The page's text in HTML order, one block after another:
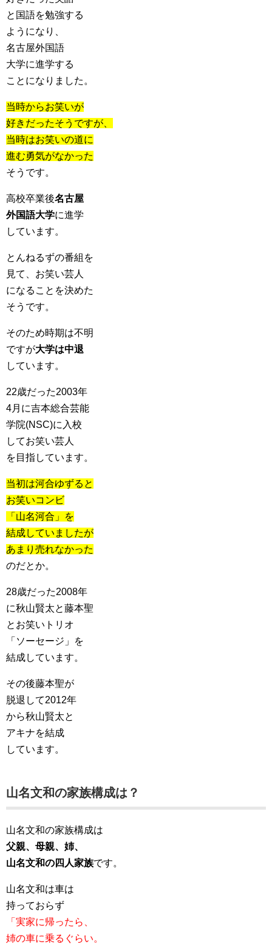
と国語を勉強する
ようになり、
名古屋外国語
大学に進学する
ことになりました。
当時からお笑いが
好きだったそうですが、
当時はお笑いの道に
進む勇気がなかった
そうです。
高校卒業後名古屋
外国語大学に進学
しています。
とんねるずの番組を
見て、お笑い芸人
になることを決めた
そうです。
そのため時期は不明
ですが大学は中退
しています。
22歳だった2003年
4月に吉本総合芸能
学院(NSC)に入校
してお笑い芸人
を目指しています。
当初は河合ゆずると
お笑いコンビ
「山名河合」を
結成していましたが
あまり売れなかった
のだとか。
28歳だった2008年
に秋山賢太と藤本聖
とお笑いトリオ
「ソーセージ」を
結成しています。
その後藤本聖が
脱退して2012年
から秋山賢太と
アキナを結成
しています。
山名文和の家族構成は？
山名文和の家族構成は
父親、母親、姉、
山名文和の四人家族です。
山名文和は車は
持っておらず
「実家に帰ったら、
姉の車に乗るぐらい。